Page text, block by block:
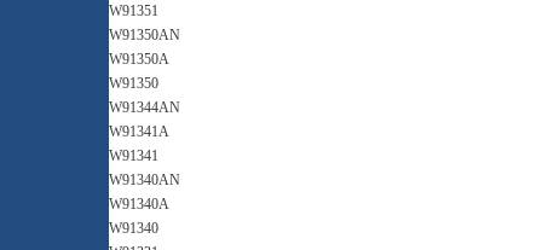
W91351
W91350AN
W91350A
W91350
W91344AN
W91341A
W91341
W91340AN
W91340A
W91340